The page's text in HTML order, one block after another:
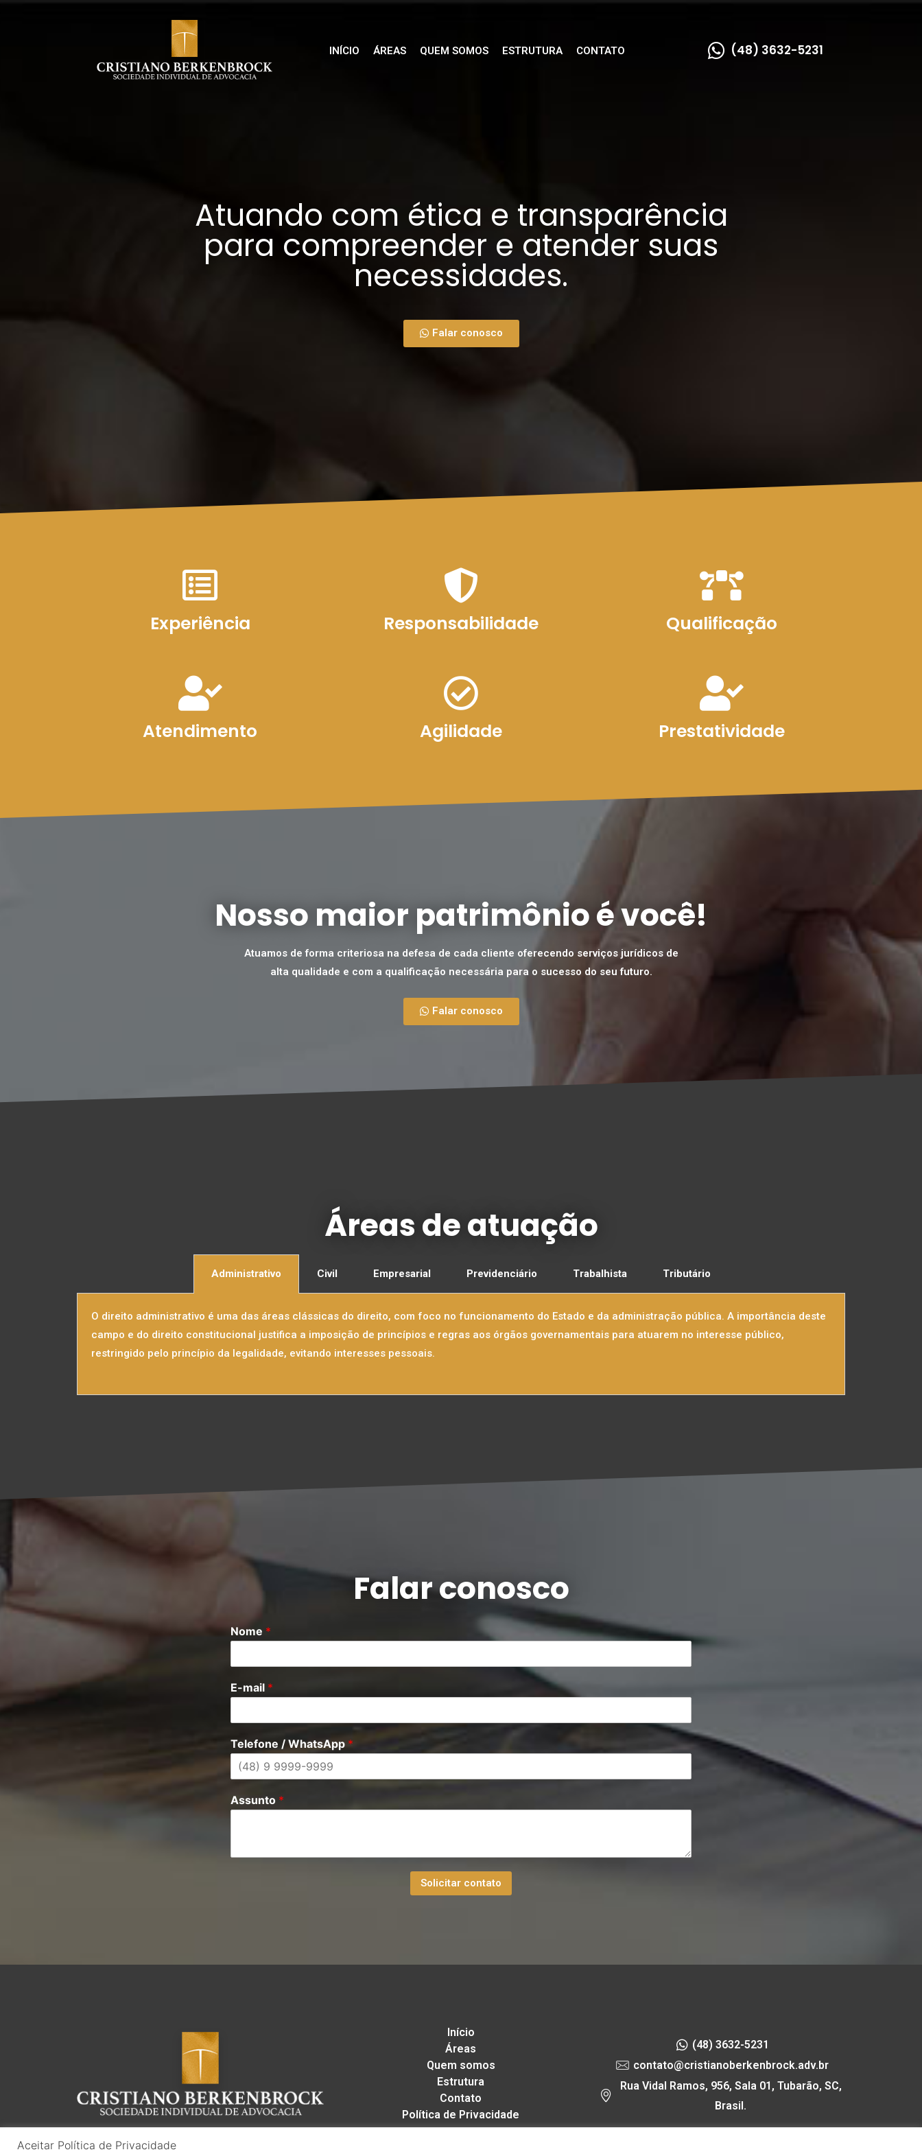
INÍCIO ÁREAS QUEM SOMOS ESTRUTURA CONTATO (48) 3632-5231
Atuando com ética e transparência
para compreender e atender suas
necessidades.
Falar conosco
Experiência
Atendimento
Responsabilidade
Agilidade
Qualificação
Prestatividade
Nosso maior patrimônio é você!
Atuamos de forma criteriosa na defesa de cada cliente oferecendo serviços jurídicos de
alta qualidade e com a qualificação necessária para o sucesso do seu futuro.
Falar conosco
Áreas de atuação
Administrativo Civil Empresarial Previdenciário Trabalhista Tributário
O direito administrativo é uma das áreas clássicas do direito, com foco no funcionamento do Estado e da administração pública. A importância deste
campo e do direito constitucional justifica a imposição de princípios e regras aos órgãos governamentais para atuarem no interesse público,
restringido pelo princípio da legalidade, evitando interesses pessoais.
Falar conosco
Nome *
E-mail *
Telefone / WhatsApp *
Assunto *
Solicitar contato
Início
Áreas
Quem somos
Estrutura
Contato
Política de Privacidade
(48) 3632-5231
contato@cristianoberkenbrock.adv.br
Rua Vidal Ramos, 956, Sala 01, Tubarão, SC,
Brasil.
Aceitar Política de Privacidade